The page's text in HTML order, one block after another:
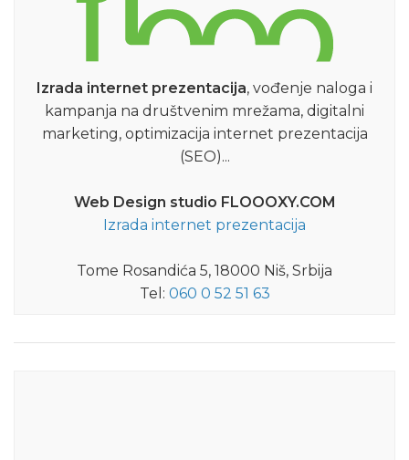
Izrada internet prezentacija, vođenje naloga i
kampanja na društvenim mrežama, digitalni
marketing, optimizacija internet prezentacija
(SEO)...
Web Design studio FLOOOXY.COM
Izrada internet prezentacija
Tome Rosandića 5, 18000 Niš, Srbija
Tel: 060 0 52 51 63